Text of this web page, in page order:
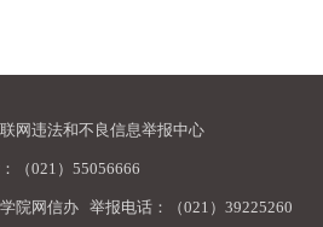
网违法和不良信息举报中心
（021）55056666
院网信办 举报电话：（021）39225260